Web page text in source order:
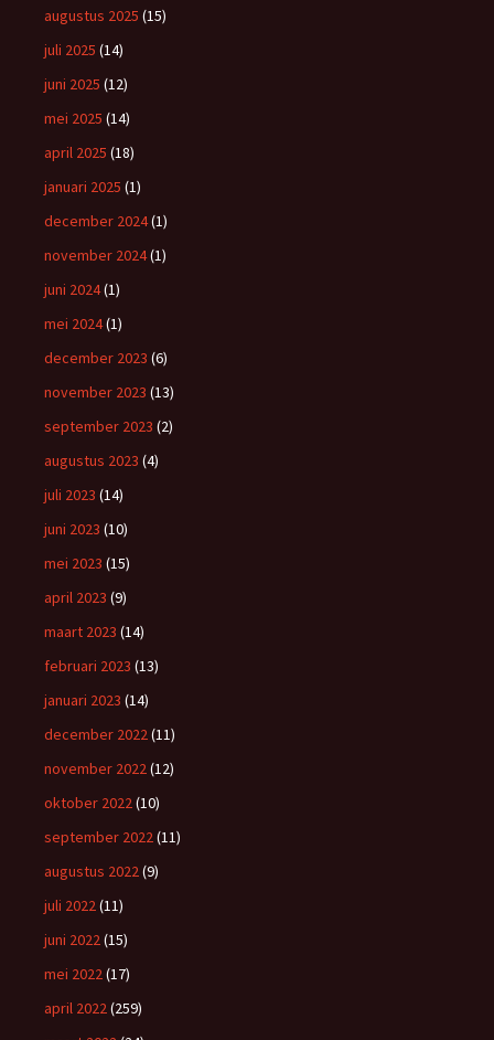
augustus 2025 (15)
juli 2025 (14)
juni 2025 (12)
mei 2025 (14)
april 2025 (18)
januari 2025 (1)
december 2024(1)
november 2024(1)
juni 2024(1)
mei 2024(1)
december 2023 (6)
november 2023 (13)
september 2023 (2)
augustus 2023 (4)
juli 2023 (14)
juni 2023 (10)
mei 2023 (15)
april 2023 (9)
maart 2023 (14)
februari 2023 (13)
januari 2023 (14)
december 2022(11)
november 2022(12)
oktober 2022(10)
september 2022(11)
augustus 2022(9)
juli 2022(11)
juni 2022(15)
mei 2022(17)
april 2022(259)